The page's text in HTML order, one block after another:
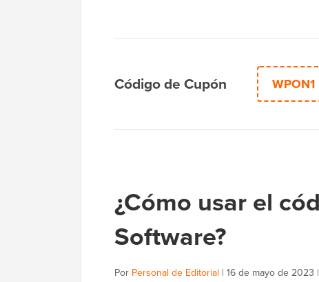
Código de Cupón WPON1
¿Cómo usar el
Software?
Por Personal de Editorial | 16 de mayo de 2023 |